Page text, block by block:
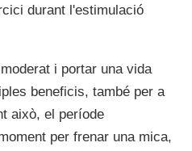
durant l'estimulació
i portar una vida
beneficis, també per a
això, el període
per frenar una mica,